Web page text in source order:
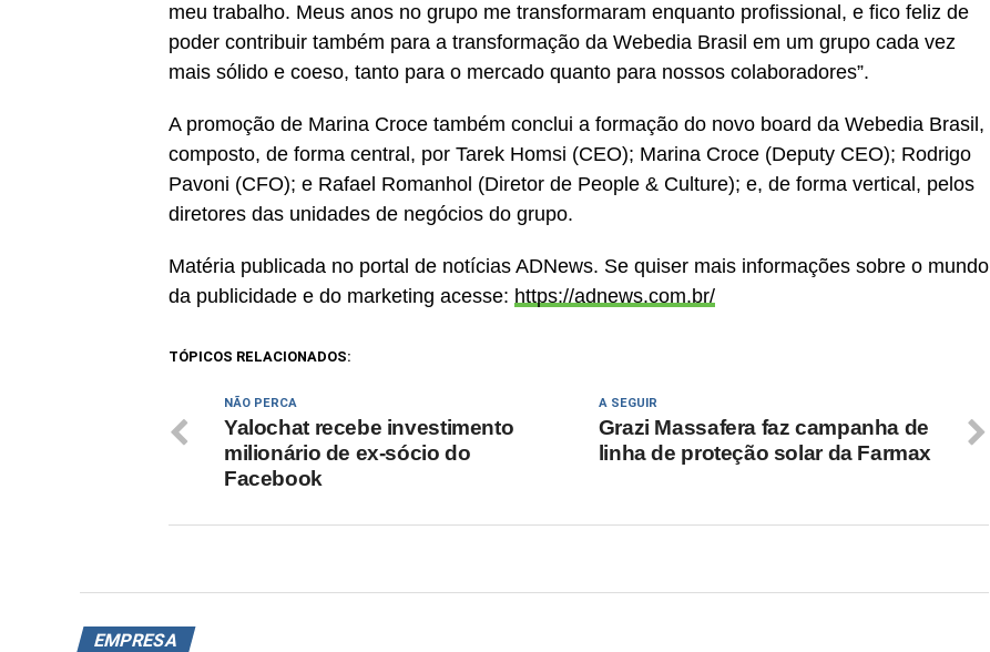
meu trabalho. Meus anos no grupo me transformaram enquanto profissional, e fico feliz de
poder contribuir também para a transformação da Webedia Brasil em um grupo cada vez
mais sólido e coeso, tanto para o mercado quanto para nossos colaboradores”.
A promoção de Marina Croce também conclui a formação do novo board da Webedia Brasil,
composto, de forma central, por Tarek Homsi (CEO); Marina Croce (Deputy CEO); Rodrigo
Pavoni (CFO); e Rafael Romanhol (Diretor de People & Culture); e, de forma vertical, pelos
diretores das unidades de negócios do grupo.
Matéria publicada no portal de notícias ADNews. Se quiser mais informações sobre o mundo
da publicidade e do marketing acesse: https://adnews.com.br/
TÓPICOS RELACIONADOS:
A SEGUIR
Grazi Massafera faz campanha de
linha de proteção solar da Farmax
NÃO PERCA
Yalochat recebe investimento
milionário de ex-sócio do
Facebook
EMPRESA